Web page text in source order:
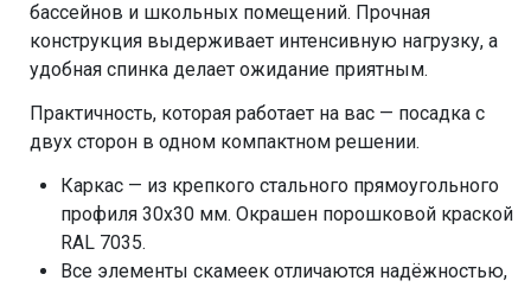
бассейнов и школьных помещений. Прочная
конструкция выдерживает интенсивную нагрузку, а
удобная спинка делает ожидание приятным.
Практичность, которая работает на вас — посадка с
двух сторон в одном компактном решении.
Каркас — из крепкого стального прямоугольного
профиля 30х30 мм. Окрашен порошковой краской
RAL 7035.
Все элементы скамеек отличаются надёжностью,